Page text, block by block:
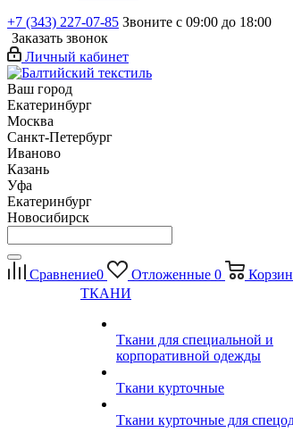
+7 (343) 227-07-85 Звоните с 09:00 до 18:00
Заказать звонок
Личный кабинет
Ваш город
Екатеринбург
Москва
Санкт-Петербург
Иваново
Казань
Уфа
Екатеринбург
Новосибирск
Сравнение0 Отложенные 0
ТКАНИ
Ткани для специальной и
корпоративной одежды
Ткани курточные
Ткани курточные для